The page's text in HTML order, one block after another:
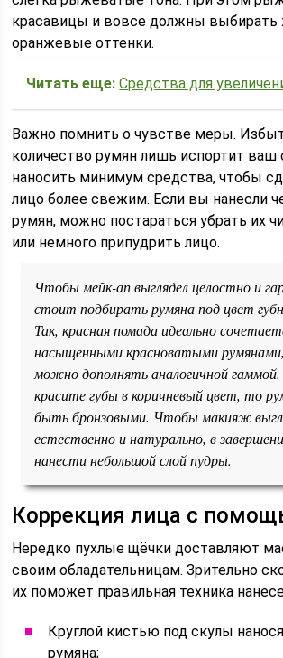
красавицы и вовсе должны выбирать
оранжевые оттенки.
Читать еще: Средства для
Важно помнить о чувстве меры.
количество румян лишь испортит ваш
наносить минимум средства, чтобы
лицо более свежим. Если вы нанесли
румян, можно постараться убрать их
или немного припудрить лицо.
Чтобы мейк-ап выглядел целостно и
стоит подбирать румяна под цвет
Так, красная помада идеально
насыщенными красноватыми
можно дополнять аналогичной
красите губы в коричневый цвет, то
быть бронзовыми. Чтобы макияж
естественно и натурально, в
нанести небольшой слой пудры.
Коррекция лица с
Нередко пухлые щёчки доставляют
своим обладательницам. Зрительно
их поможет правильная техника
Круглой кистью под скулы
румяна;